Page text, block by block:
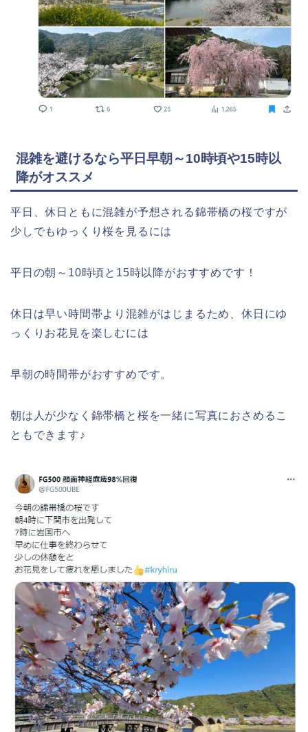
混雑を避けるなら平日早朝～10時頃や15時以
降がオススメ
平日、休日ともに混雑が予想される錦帯橋の桜ですが
少しでもゆっくり桜を見るには
平日の朝～10時頃と15時以降がおすすめです！
休日は早い時間帯より混雑がはじまるため、休日にゆ
っくりお花見を楽しむには
早朝の時間帯がおすすめです。
朝は人が少なく錦帯橋と桜を一緒に写真におさめるこ
ともできます♪